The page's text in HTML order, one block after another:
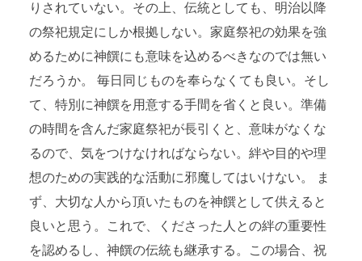
りされていない。その上、伝統としても、明治以降
の祭祀規定にしか根拠しない。家庭祭祀の効果を強
めるために神饌にも意味を込めるべきなのでは無い
だろうか。 毎日同じものを奉らなくても良い。そし
て、特別に神饌を用意する手間を省くと良い。準備
の時間を含んだ家庭祭祀が長引くと、意味がなくな
るので、気をつけなければならない。絆や目的や理
想のための実践的な活動に邪魔してはいけない。 ま
ず、大切な人から頂いたものを神饌として供えると
良いと思う。これで、くださった人との絆の重要性
を認めるし、神饌の伝統も継承する。この場合、祝